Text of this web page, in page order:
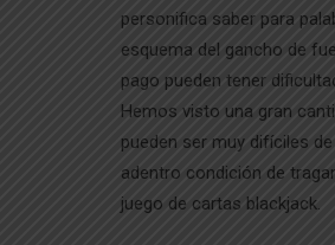
personifica saber para
esquema del gancho de
pago pueden tener
Hemos visto una gran
pueden ser muy difíciles
adentro condición de
juego de cartas blackjack.